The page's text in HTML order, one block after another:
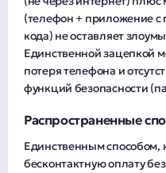
(телефон + приложение с
кода) не оставляет
Единственной зацепкой
потеря телефона и
функций безопасности
Распространенные
Единственным способом,
бесконтактную оплату